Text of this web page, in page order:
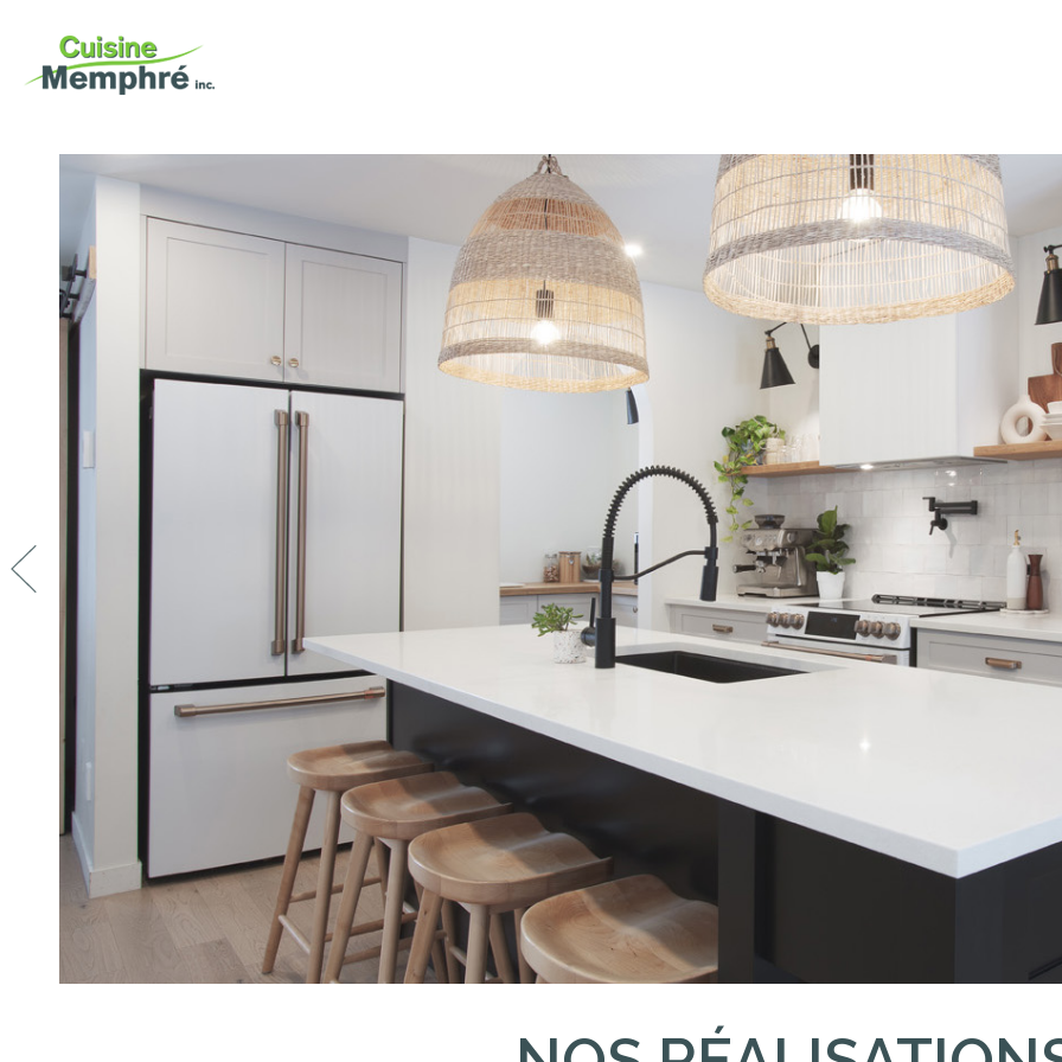
portfolio
nos services
entreprise
Cuisine Memphré
770, rue Sherbrooke
Magog (Québec) J1X 2S7
Tél. : 819 868-5676
info@cuisinememphre.com
Pour vous assurer de rencontrer un
il est préférable de prendre
avant de passer nous voir.
Politique de confidentialité